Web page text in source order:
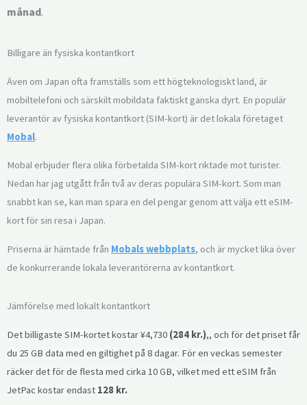
månad.
Billigare än fysiska kontantkort
Även om Japan ofta framställs som ett högteknologiskt land, är
mobiltelefoni och särskilt mobildata faktiskt ganska dyrt. En populär
leverantör av fysiska kontantkort (SIM-kort) är det lokala företaget
Mobal.
Mobal erbjuder flera olika förbetalda SIM-kort riktade mot turister.
Nedan har jag utgått från två av deras populära SIM-kort. Som man
snabbt kan se, kan man spara en del pengar genom att välja ett eSIM-
kort för sin resa i Japan.
Priserna är hämtade från Mobals webbplats, och är mycket lika över
de konkurrerande lokala leverantörerna av kontantkort.
Jämförelse med lokalt kontantkort
Det billigaste SIM-kortet kostar ¥4,730 (284 kr.),, och för det priset får
du 25 GB data med en giltighet på 8 dagar. För en veckas semester
räcker det för de flesta med cirka 10 GB, vilket med ett eSIM från
JetPac kostar endast 128 kr.